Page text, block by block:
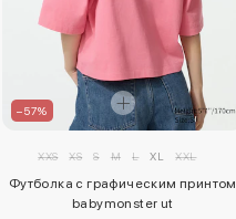
–57%
XXS XS S M L XL XXL
Футболка с графическим принтом
babymonster ut